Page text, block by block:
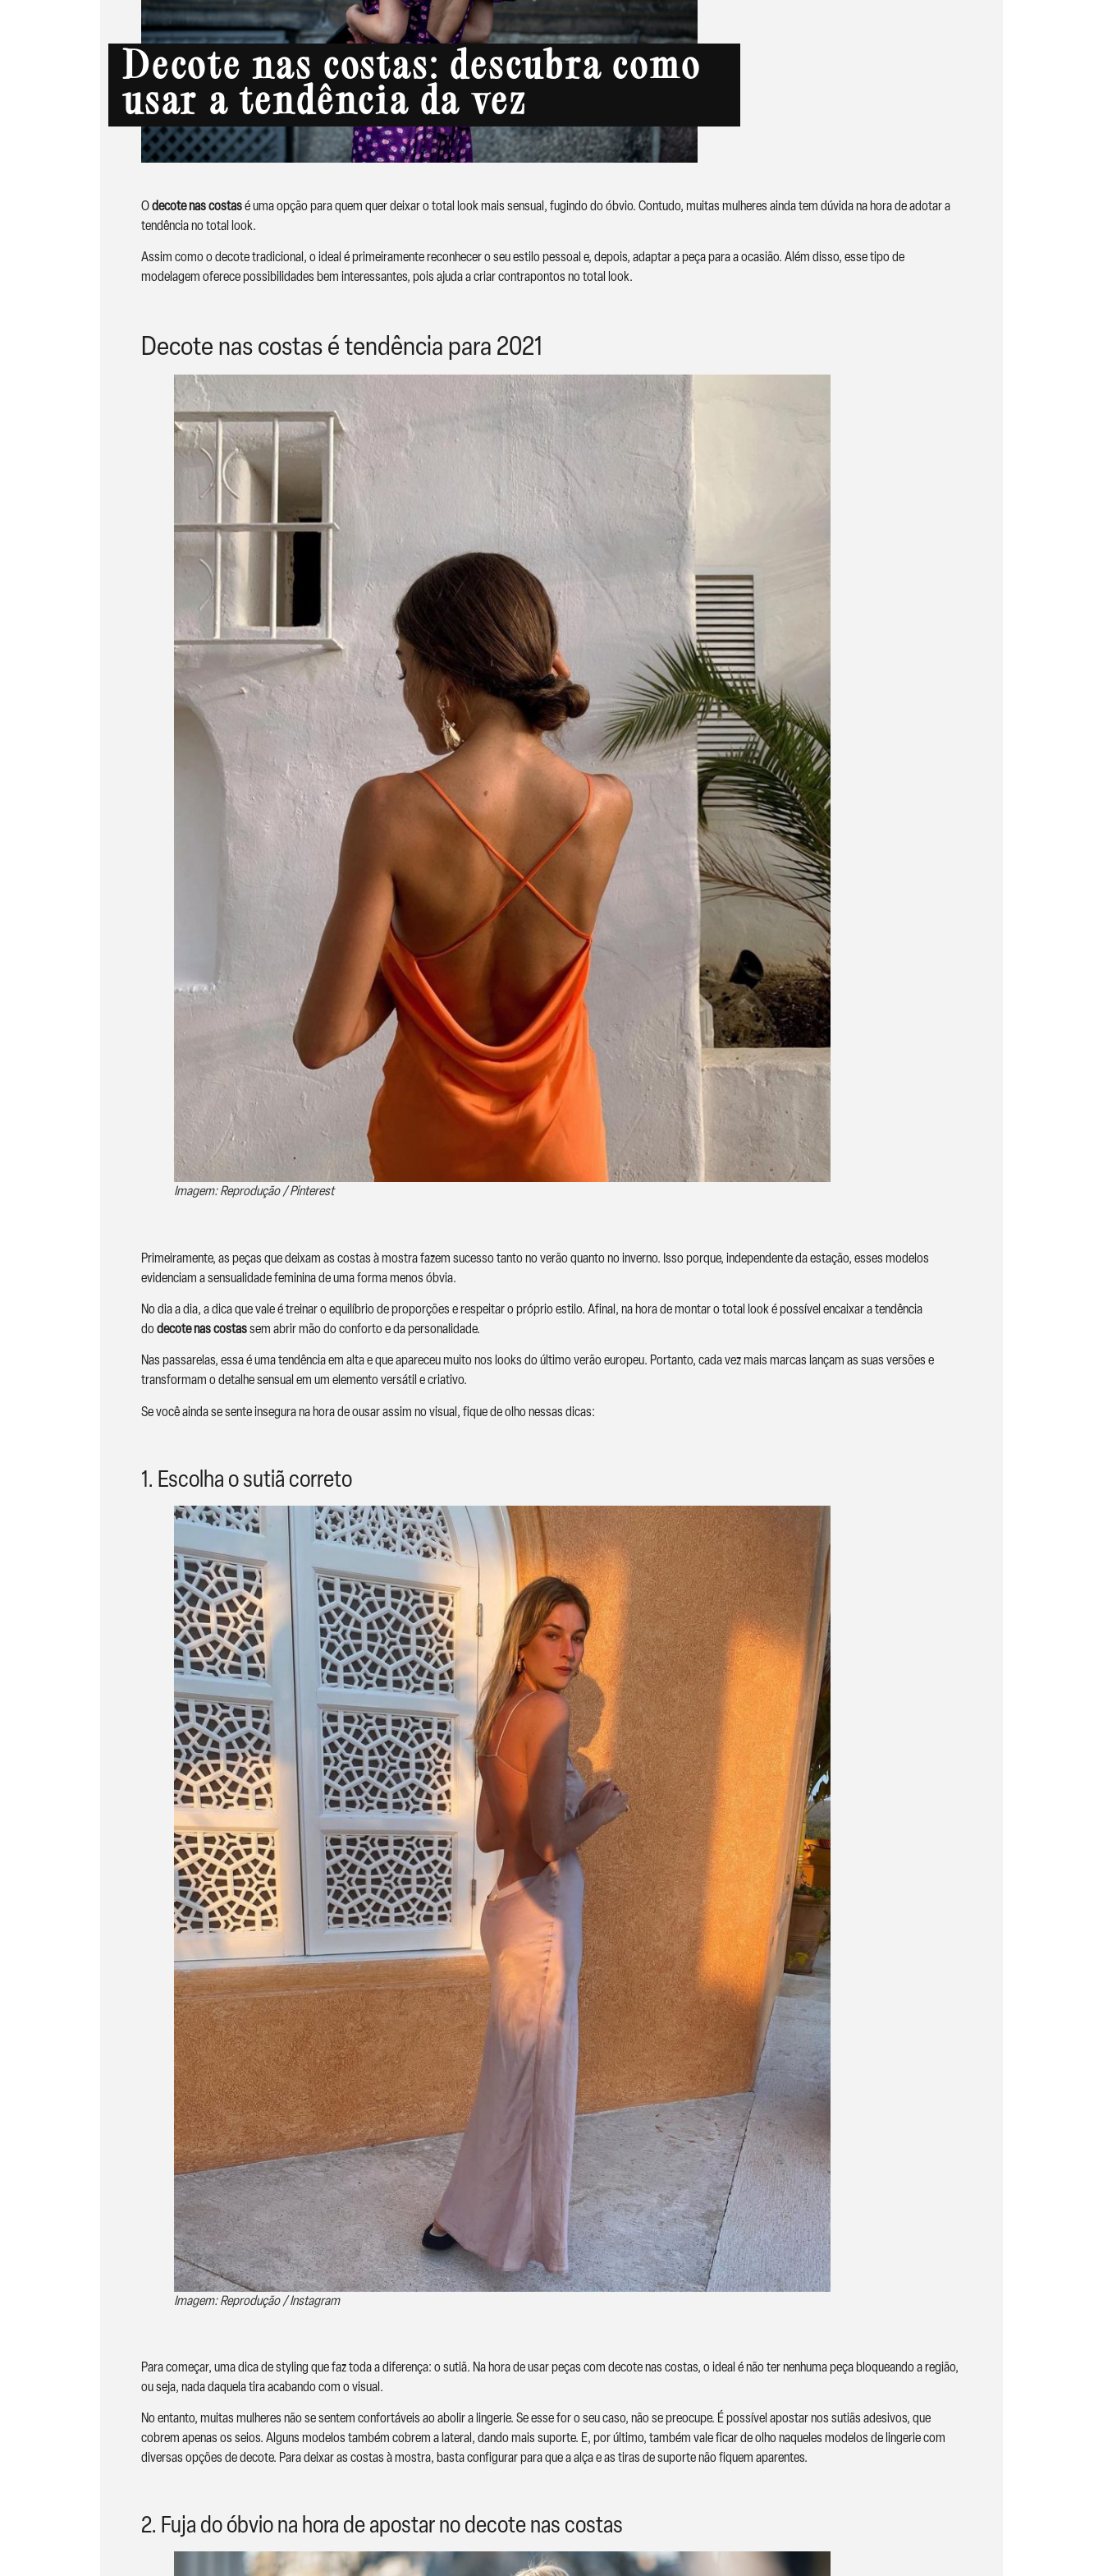
Decote nas costas: descubra como
usar a tendência da vez
Odecote nas costasé uma opção para quem quer deixar o total look mais sensual, fugindo do óbvio. Contudo, muitas mulheres ainda tem dúvida na hora de adotar a
tendência no total look.
Assim como o decote tradicional, o ideal é primeiramente reconhecer o seu estilo pessoal e, depois, adaptar a peça para a ocasião. Além disso, esse tipo de
modelagem oferece possibilidades bem interessantes, pois ajuda a criar contrapontos no total look.
Decote nas costas é tendência para 2021
Imagem: Reprodução / Pinterest
Primeiramente, as peças que deixam as costas à mostra fazem sucesso tanto no verão quanto no inverno. Isso porque, independente da estação, esses modelos
evidenciam a sensualidade feminina de uma forma menos óbvia.
No dia a dia, a dica que vale é treinar o equilíbrio de proporções e respeitar o próprio estilo. Afinal, na hora de montar o total look é possível encaixar a tendência
dodecote nas costassem abrir mão do conforto e da personalidade.
Nas passarelas, essa é uma tendência em alta e que apareceu muito nos looks do último verão europeu. Portanto, cada vez mais marcas lançam as suas versões e
transformam o detalhe sensual em um elemento versátil e criativo.
Se você ainda se sente insegura na hora de ousar assim no visual, fique de olho nessas dicas:
1. Escolha o sutiã correto
Imagem: Reprodução / Instagram
Para começar, uma dica de styling que faz toda a diferença: o sutiã. Na hora de usar peças com decote nas costas, o ideal é não ter nenhuma peça bloqueando a região,
ou seja, nada daquela tira acabando com o visual.
No entanto, muitas mulheres não se sentem confortáveis ao abolir a lingerie. Se esse for o seu caso, não se preocupe. É possível apostar nos sutiãs adesivos, que
cobrem apenas os seios. Alguns modelos também cobrem a lateral, dando mais suporte. E, por último, também vale ficar de olho naqueles modelos de lingerie com
diversas opções de decote. Para deixar as costas à mostra, basta configurar para que a alça e as tiras de suporte não fiquem aparentes.
2. Fuja do óbvio na hora de apostar no decote nas costas